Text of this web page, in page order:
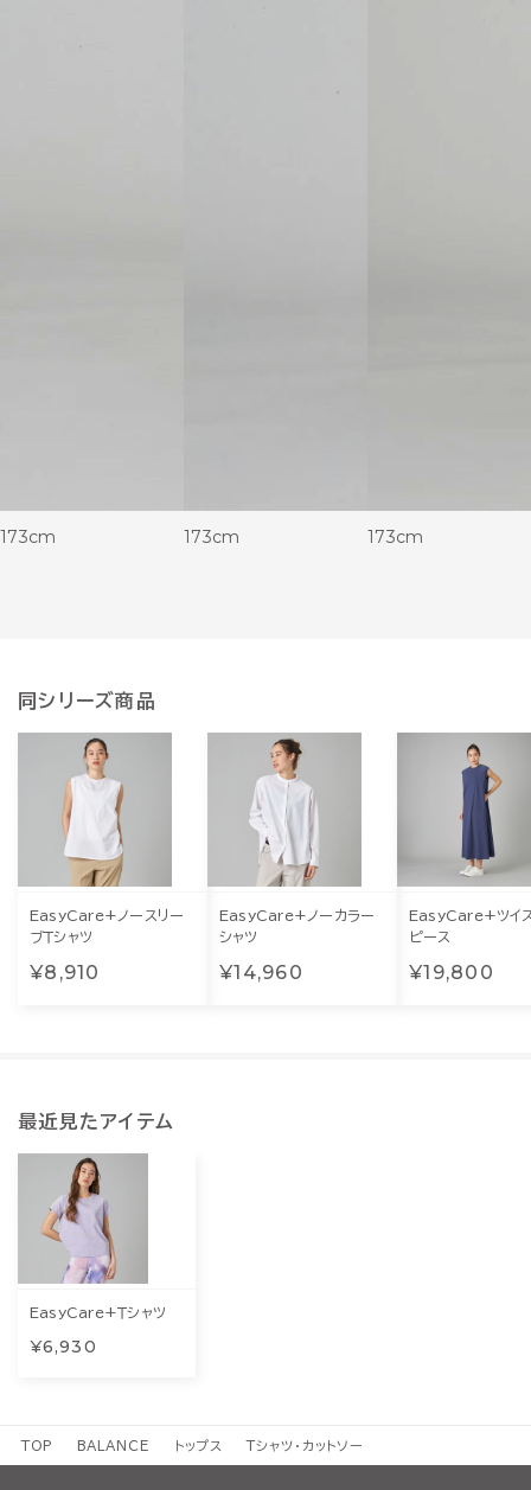
173cm 173cm 173cm
同シリーズ商品
EasyCare+ノースリー
ブＴシャツ
¥8,910
EasyCare+ノーカラー
シャツ
¥14,960
EasyCare+ツイス
ピース
¥19,800
最近見たアイテム
EasyCare+Ｔシャツ
¥6,930
TOP BALANCE トップス Tシャツ・カットソー